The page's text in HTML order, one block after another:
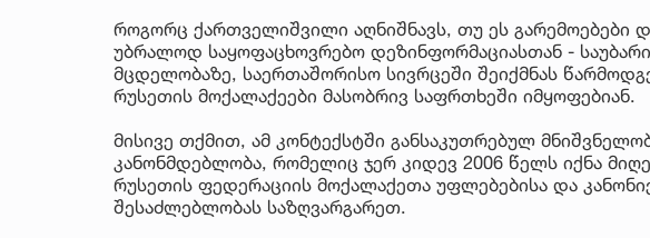
როგორც ქართველიშვილი აღნიშნავს, თუ ეს გარემოებები
უბრალოდ საყოფაცხოვრებო დეზინფორმაციასთან -
მცდელობაზე, საერთაშორისო სივრცეში შეიქმნას
რუსეთის მოქალაქეები მასობრივ საფრთხეში იმყოფებიან.
მისივე თქმით, ამ კონტექსტში განსაკუთრებულ
კანონმდებლობა, რომელიც ჯერ კიდევ 2006 წელს იქნა
რუსეთის ფედერაციის მოქალაქეთა უფლებებისა და
შესაძლებლობას საზღვარგარეთ.